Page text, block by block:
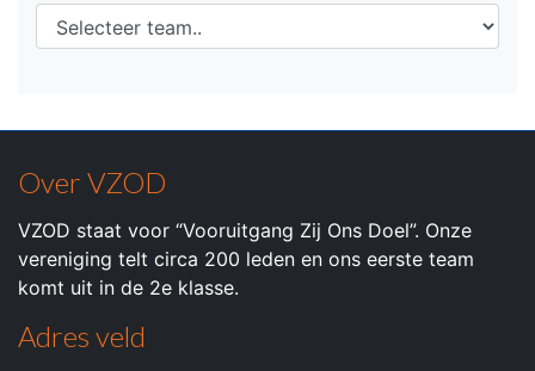
Over VZOD
VZOD staat voor “Vooruitgang Zij Ons Doel”. Onze
vereniging telt circa 200 leden en ons eerste team
komt uit in de 2e klasse.
Adres veld